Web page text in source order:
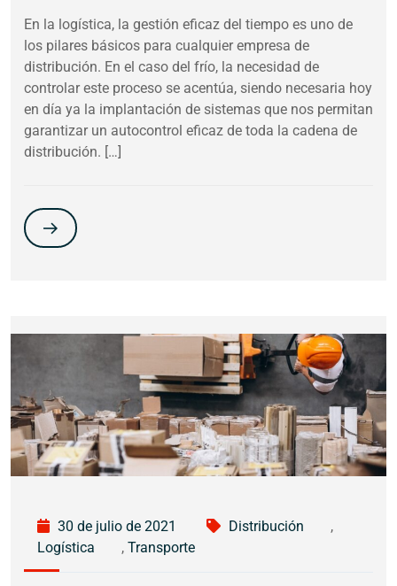
En la logística, la gestión eficaz del tiempo es uno de
los pilares básicos para cualquier empresa de
distribución. En el caso del frío, la necesidad de
controlar este proceso se acentúa, siendo necesaria hoy
en día ya la implantación de sistemas que nos permitan
garantizar un autocontrol eficaz de toda la cadena de
distribución. […]
30 de julio de 2021 Distribución
,
Logística
, Transporte